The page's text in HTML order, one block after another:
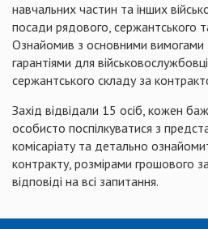
навчальних частин та інших
посади рядового, сержантського
Ознайомив з основними вимогами
гарантіями для
сержантського складу за
Захід відвідали 15 осіб, кожен
особисто поспілкуватися з
комісаріату та детально
контракту, розмірами грошового
відповіді на всі запитання.